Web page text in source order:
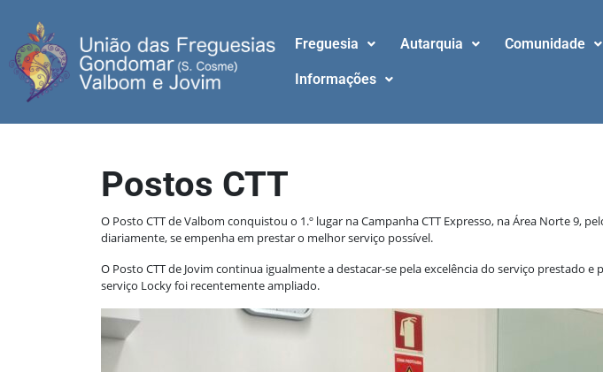
Freguesia Autarquia Comunidade
Informações
Postos CTT
O Posto CTT de Valbom conquistou o 1.º lugar na Campanha CTT Expresso, na Área Norte
diariamente, se empenha em prestar o melhor serviço possível.
O Posto CTT de Jovim continua igualmente a destacar-se pela excelência do serviço prestado
serviço Locky foi recentemente ampliado.